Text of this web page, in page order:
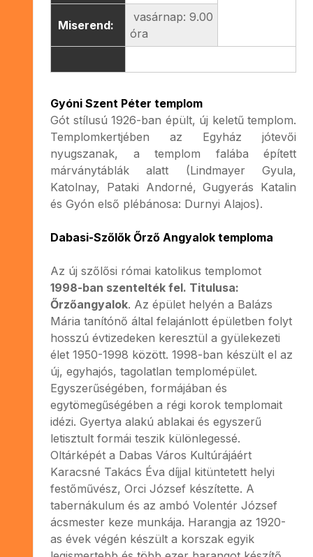
Miserend:
vasárnap: 9.00
óra
Gyóni Szent Péter templom
Gót stílusú 1926-ban épült, új keletű templom.
Templomkertjében az Egyház jótevői
nyugszanak, a templom falába épített
márványtáblák alatt (Lindmayer Gyula,
Katolnay, Pataki Andorné, Gugyerás Katalin
és Gyón első plébánosa: Durnyi Alajos).
Dabasi-Szőlők Őrző Angyalok temploma
Az új szőlősi római katolikus templomot
1998-ban szentelték fel. Titulusa:
Őrzőangyalok. Az épület helyén a Balázs
Mária tanítónő által felajánlott épületben folyt
hosszú évtizedeken keresztül a gyülekezeti
élet 1950-1998 között. 1998-ban készült el az
új, egyhajós, tagolatlan templomépület.
Egyszerűségében, formájában és
egytömegűségében a régi korok templomait
idézi. Gyertya alakú ablakai és egyszerű
letisztult formái teszik különlegessé.
Oltárképét a Dabas Város Kultúrájáért
Karacsné Takács Éva díjjal kitüntetett helyi
festőművész, Orci József készítette. A
tabernákulum és az ambó Volentér József
ácsmester keze munkája. Harangja az 1920-
as évek végén készült a korszak egyik